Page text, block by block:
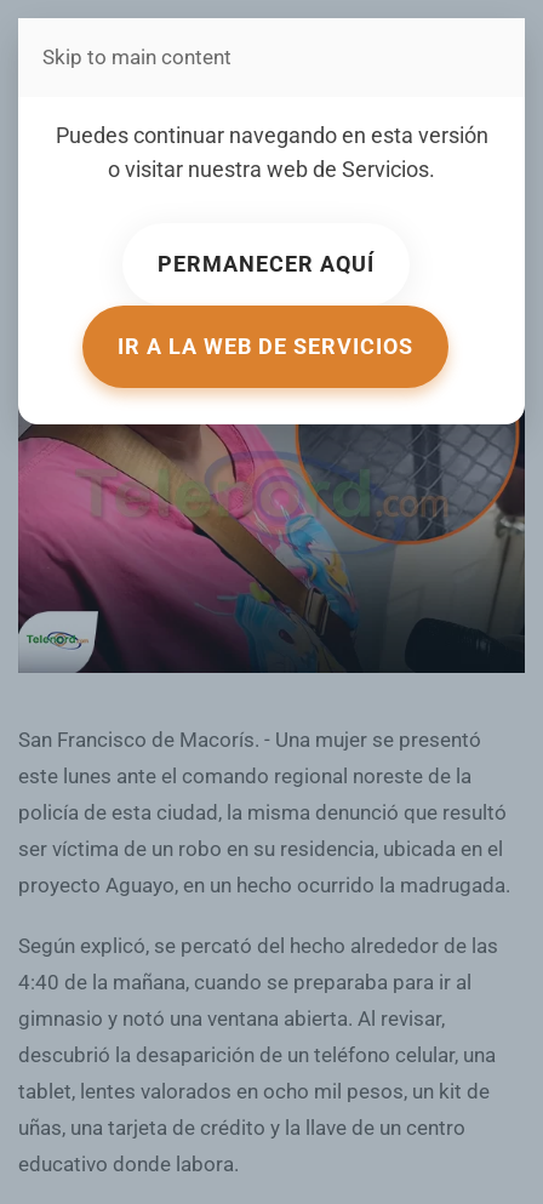
Estás en Telenord Medios
Puedes continuar navegando en esta versión
o visitar nuestra web de Servicios.
PERMANECER AQUÍ
IR A LA WEB DE SERVICIOS
Skip to main content
Mujer denuncia un robo
dentro de su vivienda en el
ESCRITO POR RAMON HERNANDEZ EL07 JULIO 2025
San Francisco de Macorís. - Una mujer se presentó
este lunes ante el comando regional noreste de la
policía de esta ciudad, la misma denunció que resultó
ser víctima de un robo en su residencia, ubicada en el
proyecto Aguayo, en un hecho ocurrido la madrugada.
Según explicó, se percató del hecho alrededor de las
4:40 de la mañana, cuando se preparaba para ir al
gimnasio y notó una ventana abierta. Al revisar,
descubrió la desaparición de un teléfono celular, una
tablet, lentes valorados en ocho mil pesos, un kit de
uñas, una tarjeta de crédito y la llave de un centro
educativo donde labora.